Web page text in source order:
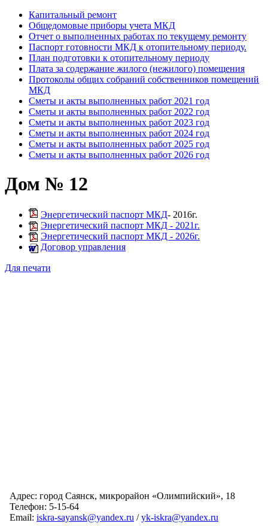
Капитальный ремонт
Общедомовые приборы учета МКД
Отчет о выполненных работах по текущему ремонту
Паспорт готовности МКД к отопительному периоду.
План подготовки к отопительному периоду
Плата за содержание жилого (нежилого) помещения
Протоколы общих собраний собственников помещений
МКД
Сметы и акты выполненных работ 2021 год
Сметы и акты выполненных работ 2022 год
Сметы и акты выполненных работ 2023 год
Сметы и акты выполненных работ 2024 год
Сметы и акты выполненных работ 2025 год
Сметы и акты выполненных работ 2026 год
Дом № 12
Энергетический паспорт МКД- 2016г.
Энергетический паспорт МКД - 2021г.
Энергетический паспорт МКД - 2026г.
Договор управления
Для печати
Адрес: город Саянск, микрорайон «Олимпийский», 18
Телефон: 5-15-64
Email: iskra-sayansk@yandex.ru /yk-iskra@yandex.ru